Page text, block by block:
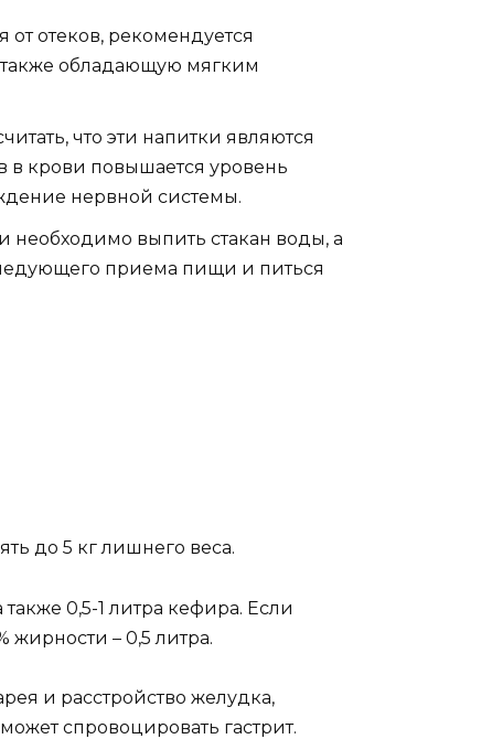
отеков, рекомендуется
также обладающую мягким
что эти напитки являются
в крови повышается уровень
нервной системы.
выпить стакан воды, а
приема пищи и питься
до 5 кг лишнего веса.
0,5-1 литра кефира. Если
жирности – 0,5 литра.
и расстройство желудка,
спровоцировать гастрит.